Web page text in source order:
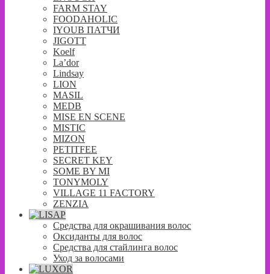
FARM STAY
FOODAHOLIC
IYOUB ПАТЧИ
JIGOTT
Koelf
La’dor
Lindsay
LION
MASIL
MEDB
MISE EN SCENE
MISTIC
MIZON
PETITFEE
SECRET KEY
SOME BY MI
TONYMOLY
VILLAGE 11 FACTORY
ZENZIA
Средства для окрашивания волос
Оксиданты для волос
Средства для стайлинга волос
Уход за волосами